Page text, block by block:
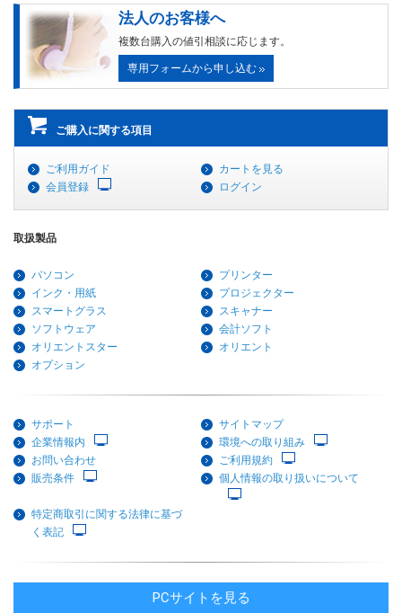
法人のお客様へ
複数台購入の値引相談に応じます。
専用フォームから申し込む
ご購入に関する項目
ご利用ガイド
カートを見る
会員登録
ログイン
取扱製品
パソコン
プリンター
インク・用紙
プロジェクター
スマートグラス
スキャナー
ソフトウェア
会計ソフト
オリエントスター
オリエント
オプション
サポート
サイトマップ
企業情報内
環境への取り組み
お問い合わせ
ご利用規約
販売条件
個人情報の取り扱いについて
特定商取引に関する法律に基づ
く表記
PCサイトを見る